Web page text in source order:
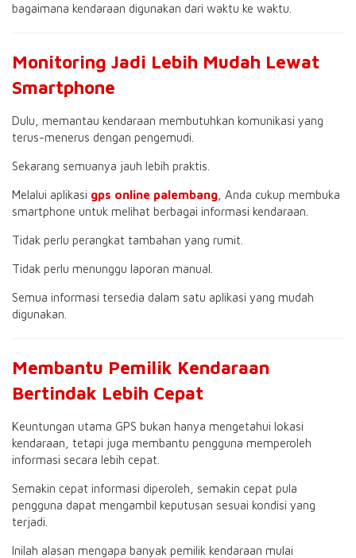
bagaimana kendaraan digunakan dari waktu ke waktu.
Monitoring Jadi Lebih Mudah Lewat
Smartphone
Dulu, memantau kendaraan membutuhkan komunikasi yang
terus-menerus dengan pengemudi.
Sekarang semuanya jauh lebih praktis.
Melalui aplikasi gps online palembang , Anda cukup membuka
smartphone untuk melihat berbagai informasi kendaraan.
Tidak perlu perangkat tambahan yang rumit.
Tidak perlu menunggu laporan manual.
Semua informasi tersedia dalam satu aplikasi yang mudah
digunakan.
Membantu Pemilik Kendaraan
Bertindak Lebih Cepat
Keuntungan utama GPS bukan hanya mengetahui lokasi
kendaraan, tetapi juga membantu pengguna memperoleh
informasi secara lebih cepat.
Semakin cepat informasi diperoleh, semakin cepat pula
pengguna dapat mengambil keputusan sesuai kondisi yang
terjadi.
Inilah alasan mengapa banyak pemilik kendaraan mulai